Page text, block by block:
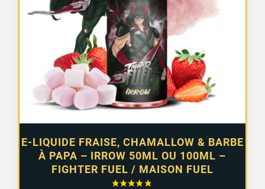
E-LIQUIDE FRAISE, CHAMALLOW & BARBE
À PAPA – IRROW 50ML OU 100ML –
FIGHTER FUEL / MAISON FUEL
12,99 €
à
15,99 €